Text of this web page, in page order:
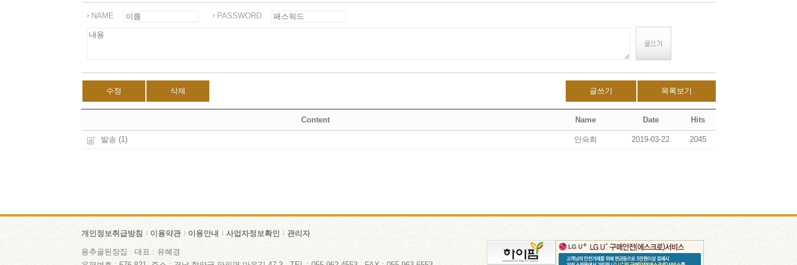
NAME PASSWORD
수정 삭제 글쓰기 목록보기
Content Name Date Hits
발송 (1) 안숙희 2019-03-22 2045
개인정보취급방침 이용약관 이용안내 사업자정보확인 관리자
용추골된장집 대표 : 유혜경